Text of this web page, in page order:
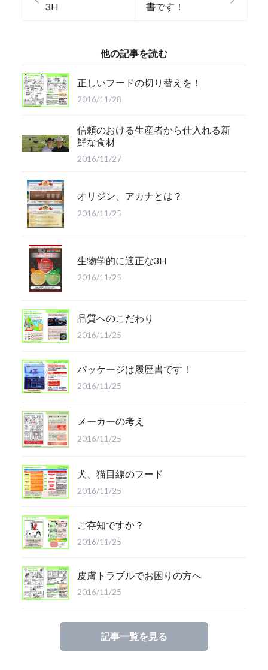
3H
書です！
他の記事を読む
正しいフードの切り替えを！
2016/11/28
信頼のおける生産者から仕入れる新
鮮な食材
2016/11/27
オリジン、アカナとは？
2016/11/25
生物学的に適正な3H
2016/11/25
品質へのこだわり
2016/11/25
パッケージは履歴書です！
2016/11/25
メーカーの考え
2016/11/25
犬、猫目線のフード
2016/11/25
ご存知ですか？
2016/11/25
皮膚トラブルでお困りの方へ
2016/11/25
記事一覧を見る